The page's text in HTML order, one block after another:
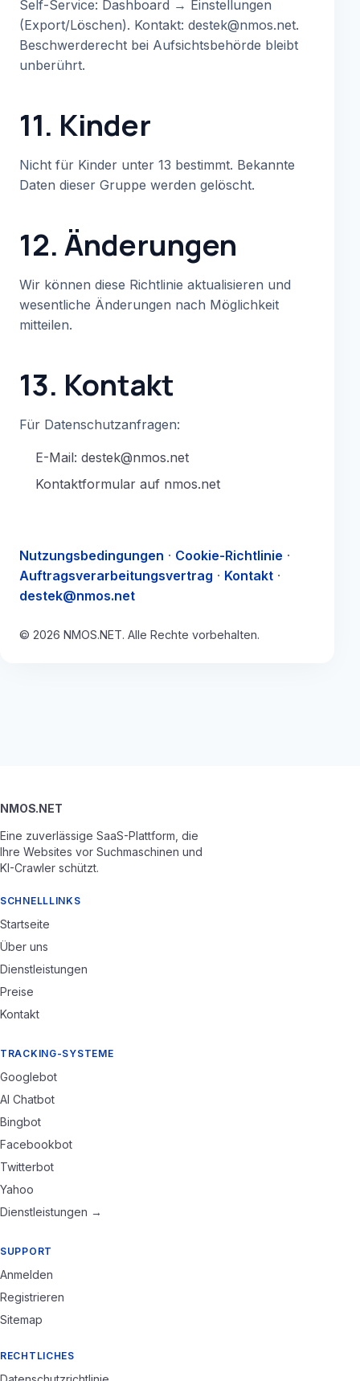
Self-Service: Dashboard → Einstellungen
(Export/Löschen). Kontakt: destek@nmos.net.
Beschwerderecht bei Aufsichtsbehörde bleibt
unberührt.
11. Kinder
Nicht für Kinder unter 13 bestimmt. Bekannte
Daten dieser Gruppe werden gelöscht.
12. Änderungen
Wir können diese Richtlinie aktualisieren und
wesentliche Änderungen nach Möglichkeit
mitteilen.
13. Kontakt
Für Datenschutzanfragen:
E-Mail: destek@nmos.net
Kontaktformular auf nmos.net
Nutzungsbedingungen · Cookie-Richtlinie ·
Auftragsverarbeitungsvertrag · Kontakt ·
destek@nmos.net
© 2026 NMOS.NET. Alle Rechte vorbehalten.
NMOS.NET
Eine zuverlässige SaaS-Plattform, die
Ihre Websites vor Suchmaschinen und
KI-Crawler schützt.
SCHNELLLINKS
Startseite
Über uns
Dienstleistungen
Preise
Kontakt
TRACKING-SYSTEME
Googlebot
AI Chatbot
Bingbot
Facebookbot
Twitterbot
Yahoo
Dienstleistungen →
SUPPORT
Anmelden
Registrieren
Sitemap
RECHTLICHES